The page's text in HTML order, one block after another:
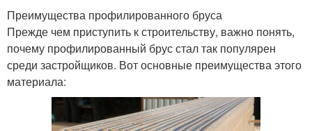
Преимущества профилированного бруса
Прежде чем приступить к строительству, важно понять,
почему профилированный брус стал так популярен
среди застройщиков. Вот основные преимущества этого
материала: